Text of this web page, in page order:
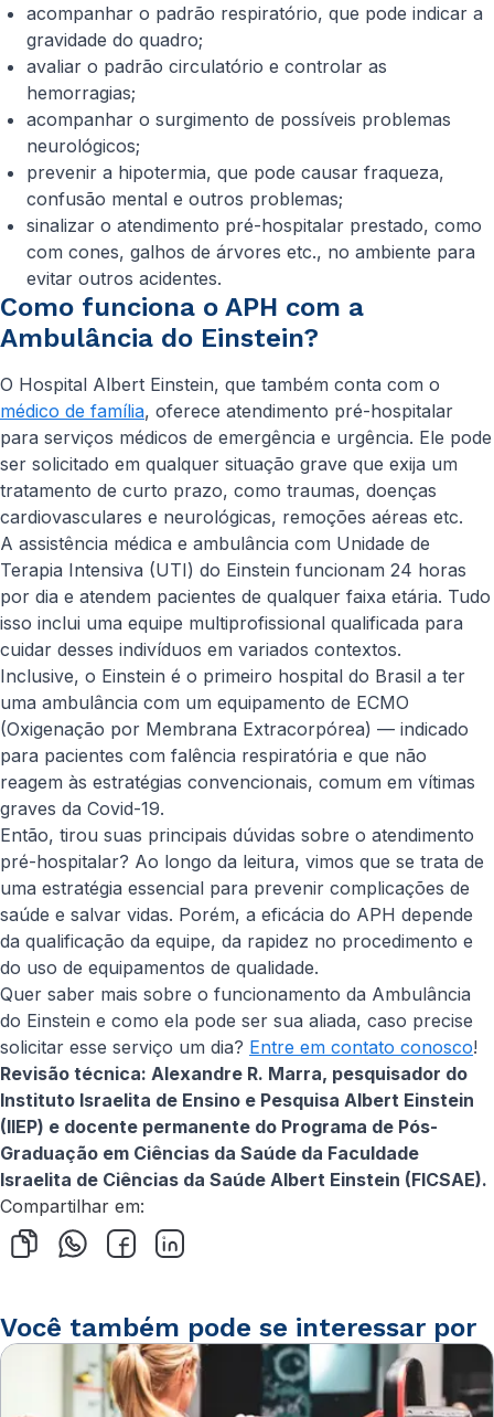
acompanhar o padrão respiratório, que pode indicar a
gravidade do quadro;
avaliar o padrão circulatório e controlar as
hemorragias;
acompanhar o surgimento de possíveis problemas
neurológicos;
prevenir a hipotermia, que pode causar fraqueza,
confusão mental e outros problemas;
sinalizar o atendimento pré-hospitalar prestado, como
com cones, galhos de árvores etc., no ambiente para
evitar outros acidentes.
Como funciona o APH com a
Ambulância do Einstein?
O Hospital Albert Einstein, que também conta com o
médico de família, oferece atendimento pré-hospitalar
para serviços médicos de emergência e urgência. Ele pode
ser solicitado em qualquer situação grave que exija um
tratamento de curto prazo, como traumas, doenças
cardiovasculares e neurológicas, remoções aéreas etc.
A assistência médica e ambulância com Unidade de
Terapia Intensiva (UTI) do Einstein funcionam 24 horas
por dia e atendem pacientes de qualquer faixa etária. Tudo
isso inclui uma equipe multiprofissional qualificada para
cuidar desses indivíduos em variados contextos.
Inclusive, o Einstein é o primeiro hospital do Brasil a ter
uma ambulância com um equipamento de ECMO
(Oxigenação por Membrana Extracorpórea) — indicado
para pacientes com falência respiratória e que não
reagem às estratégias convencionais, comum em vítimas
graves da Covid-19.
Então, tirou suas principais dúvidas sobre o atendimento
pré-hospitalar? Ao longo da leitura, vimos que se trata de
uma estratégia essencial para prevenir complicações de
saúde e salvar vidas. Porém, a eficácia do APH depende
da qualificação da equipe, da rapidez no procedimento e
do uso de equipamentos de qualidade.
Quer saber mais sobre o funcionamento da Ambulância
do Einstein e como ela pode ser sua aliada, caso precise
solicitar esse serviço um dia? Entre em contato conosco!
Revisão técnica: Alexandre R. Marra, pesquisador do
Instituto Israelita de Ensino e Pesquisa Albert Einstein
(IIEP) e docente permanente do Programa de Pós-
Graduação em Ciências da Saúde da Faculdade
Israelita de Ciências da Saúde Albert Einstein (FICSAE).
Compartilhar em:
Você também pode se interessar por